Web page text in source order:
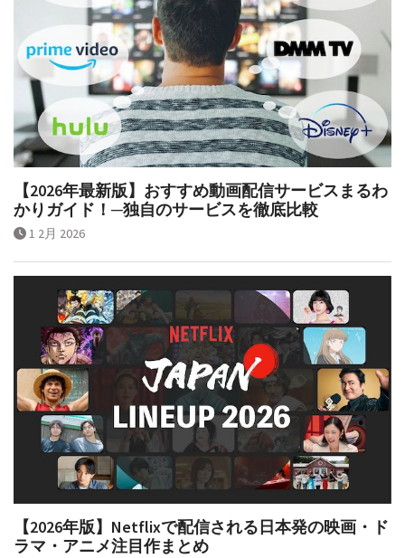
【2026年最新版】おすすめ動画配信サービスまるわ
かりガイド！─独自のサービスを徹底比較
1 2月 2026
【2026年版】Netflixで配信される日本発の映画・ド
ラマ・アニメ注目作まとめ